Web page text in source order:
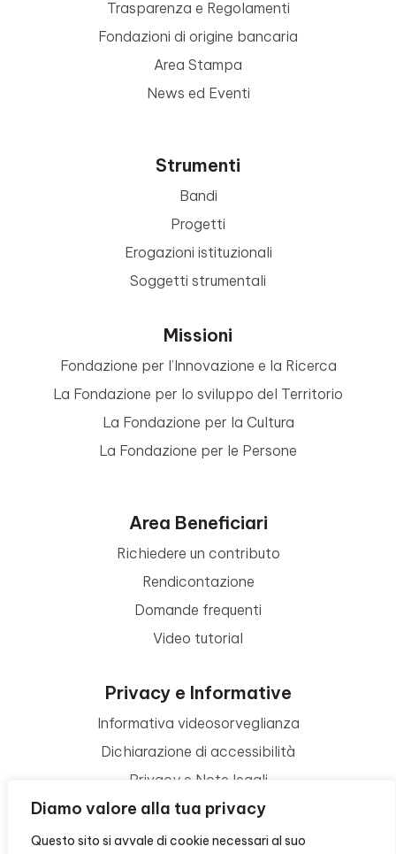
Diamo valore alla tua privacy
Questo sito si avvale di cookie necessari al suo
Trasparenza e Regolamenti
Fondazioni di origine bancaria
Area Stampa
News ed Eventi
Strumenti
Bandi
Progetti
Erogazioni istituzionali
Soggetti strumentali
Missioni
Fondazione per l’Innovazione e la Ricerca
La Fondazione per lo sviluppo del Territorio
La Fondazione per la Cultura
La Fondazione per le Persone
Area Beneficiari
Richiedere un contributo
Rendicontazione
Domande frequenti
Video tutorial
Privacy e Informative
Informativa videosorveglianza
Dichiarazione di accessibilità
Privacy e Note legali
Termini di utilizzo
Cookie policy